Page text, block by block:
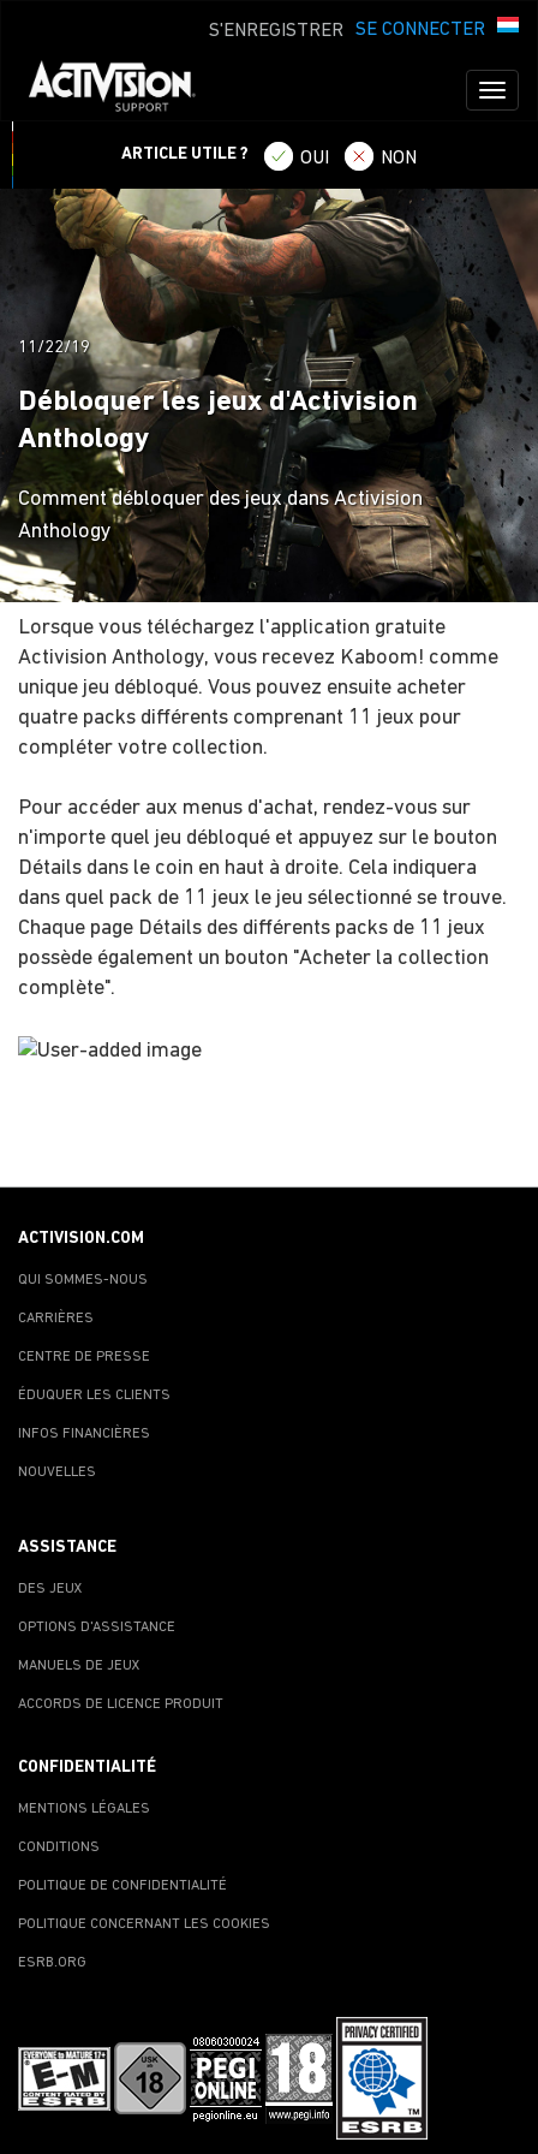
SE CONNECTER
S'ENREGISTRER
ARTICLE UTILE ? OUI NON
11/22/19
Débloquer les jeux d'Activision
Anthology
Comment débloquer des jeux dans Activision
Anthology
Lorsque vous téléchargez l'application gratuite
Activision Anthology, vous recevez Kaboom! comme
unique jeu débloqué. Vous pouvez ensuite acheter
quatre packs différents comprenant 11 jeux pour
compléter votre collection.
Pour accéder aux menus d'achat, rendez-vous sur
n'importe quel jeu débloqué et appuyez sur le bouton
Détails dans le coin en haut à droite. Cela indiquera
dans quel pack de 11 jeux le jeu sélectionné se trouve.
Chaque page Détails des différents packs de 11 jeux
possède également un bouton "Acheter la collection
complète".
ACTIVISION.COM
QUI SOMMES-NOUS
CARRIÈRES
CENTRE DE PRESSE
ÉDUQUER LES CLIENTS
INFOS FINANCIÈRES
NOUVELLES
ASSISTANCE
DES JEUX
OPTIONS D'ASSISTANCE
MANUELS DE JEUX
ACCORDS DE LICENCE PRODUIT
CONFIDENTIALITÉ
MENTIONS LÉGALES
CONDITIONS
POLITIQUE DE CONFIDENTIALITÉ
POLITIQUE CONCERNANT LES COOKIES
ESRB.ORG